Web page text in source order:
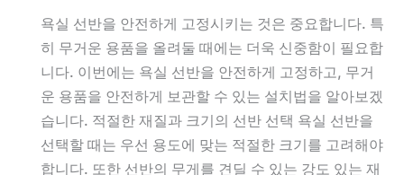
욕실 선반을 안전하게 고정시키는 것은 중요합니다. 특
히 무거운 용품을 올려둘 때에는 더욱 신중함이 필요합
니다. 이번에는 욕실 선반을 안전하게 고정하고, 무거
운 용품을 안전하게 보관할 수 있는 설치법을 알아보겠
습니다. 적절한 재질과 크기의 선반 선택 욕실 선반을
선택할 때는 우선 용도에 맞는 적절한 크기를 고려해야
합니다. 또한 선반의 무게를 견딜 수 있는 강도 있는 재